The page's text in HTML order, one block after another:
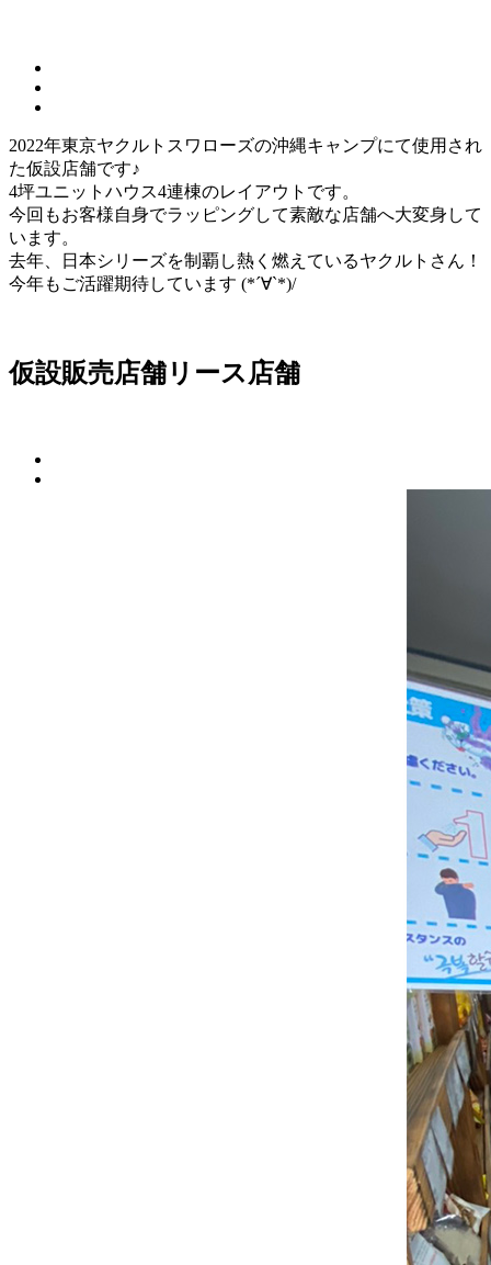
2022年東京ヤクルトスワローズの沖縄キャンプにて使用され
た仮設店舗です♪
4坪ユニットハウス4連棟のレイアウトです。
今回もお客様自身でラッピングして素敵な店舗へ大変身して
います。
去年、日本シリーズを制覇し熱く燃えているヤクルトさん！
今年もご活躍期待しています (*´∀`*)/
仮設販売店舗リース 店舗